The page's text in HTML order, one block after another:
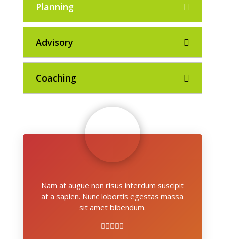
Planning
Advisory
Coaching
Nam at augue non risus interdum suscipit
at a sapien. Nunc lobortis egestas massa
sit amet bibendum.